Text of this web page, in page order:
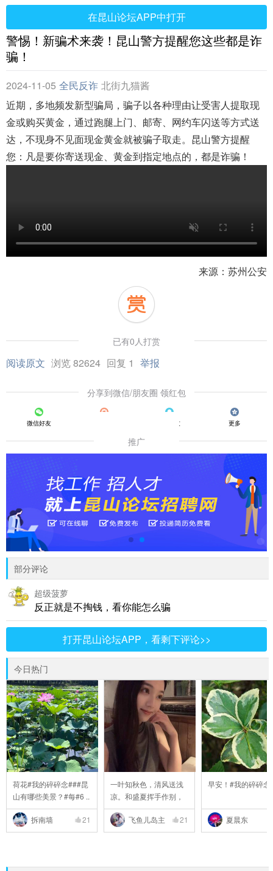
在昆山论坛APP中打开
警惕！新骗术来袭！昆山警方提醒您这些都是诈
骗！
2024-11-05 全民反诈 北街九猫酱
近期，多地频发新型骗局，骗子以各种理由让受害人提取现
金或购买黄金，通过跑腿上门、邮寄、网约车闪送等方式送
达，不现身不见面现金黄金就被骗子取走。昆山警方提醒
您：凡是要你寄送现金、黄金到指定地点的，都是诈骗！
来源：苏州公安
已有0人打赏
阅读原文 浏览 82624 回复 1 举报
分享到微信/朋友圈 领红包
微信好友 QQ好友 更多
推广
部分评论
超级菠萝
反正就是不掏钱，看你能怎么骗
打开昆山论坛APP，看剩下评论>>
今日热门
荷花#我的碎碎念###昆
山有哪些美景？#每#6 ..
拆南墙 21
一叶知秋色，清风送浅
凉。和盛夏挥手作别，
..
飞鱼儿岛主
21
早安！#我的碎碎念
夏晨东